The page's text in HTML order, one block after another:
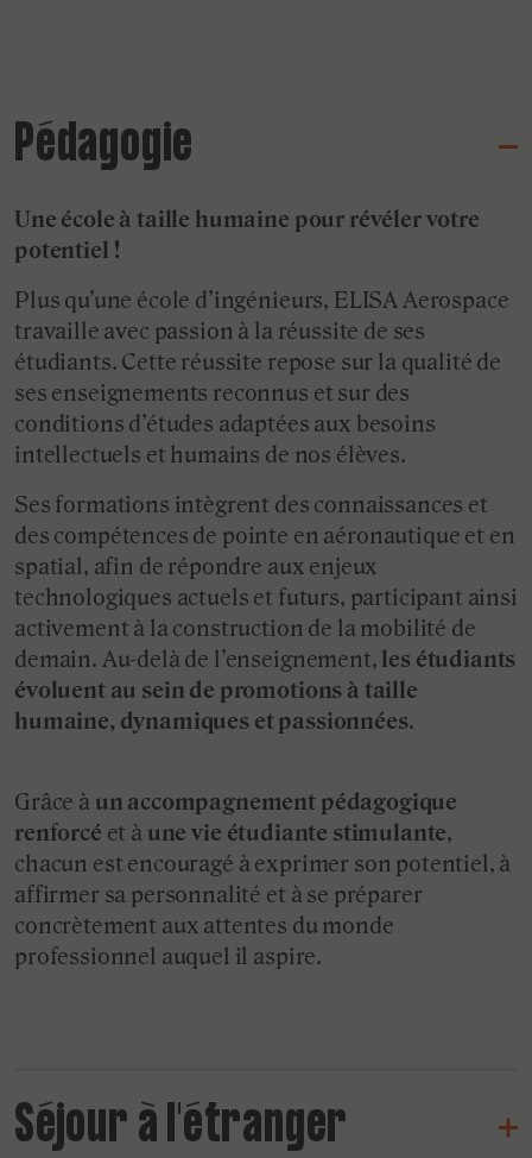
Pédagogie
Une école à taille humaine pour révéler votre
potentiel !​
Plus qu’une école d’ingénieurs, ELISA Aerospace
travaille avec passion à la réussite de ses
étudiants. Cette réussite repose sur la qualité de
ses enseignements reconnus et sur des
conditions d’études adaptées aux besoins
intellectuels et humains de nos élèves.
Ses formations intègrent des connaissances et
des compétences de pointe en aéronautique et en
spatial, afin de répondre aux enjeux
technologiques actuels et futurs, participant ainsi
activement à la construction de la mobilité de
demain. Au-delà de l’enseignement, les étudiants
évoluent au sein de promotions à taille
humaine, dynamiques et passionnées.
Grâce à un accompagnement pédagogique
renforcé et à une vie étudiante stimulante,
chacun est encouragé à exprimer son potentiel, à
affirmer sa personnalité et à se préparer
concrètement aux attentes du monde
professionnel auquel il aspire.
Séjour à l'étranger